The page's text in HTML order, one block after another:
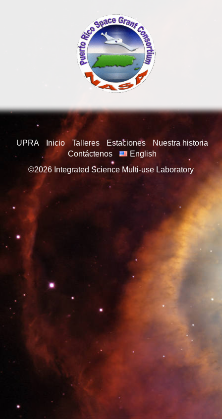
UPRA Inicio Talleres Estaciones
Nuestra historia
Contáctenos
English
©2026 Integrated Science Multi-use Laboratory